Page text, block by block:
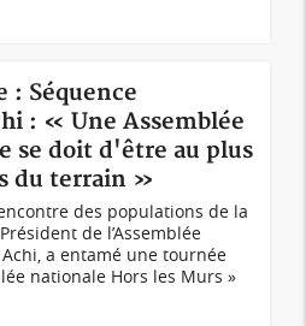
: Séquence
: « Une Assemblée
se doit d'être au plus
du terrain »
des populations de la
de l’Assemblée
a entamé une tournée
nationale Hors les Murs »